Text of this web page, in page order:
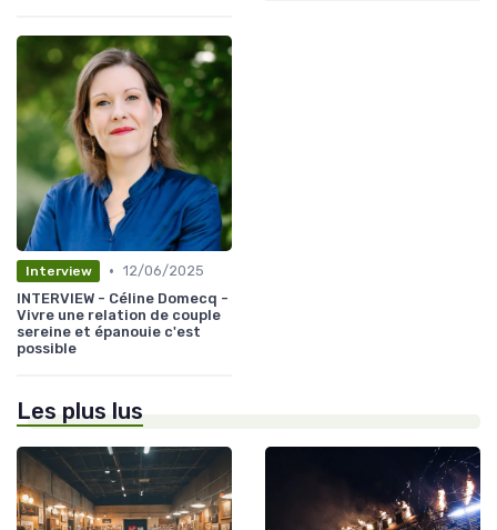
Interview • 12/06/2025
INTERVIEW - Céline Domecq -
Vivre une relation de couple
sereine et épanouie c'est
possible
Les plus lus